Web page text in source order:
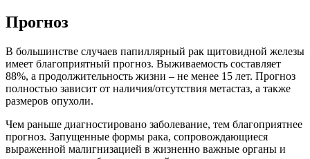
Прогноз
В большинстве случаев папиллярный рак щитовидной железы
имеет благоприятный прогноз. Выживаемость составляет
88%, а продолжительность жизни – не менее 15 лет. Прогноз
полностью зависит от наличия/отсутствия метастаз, а также
размеров опухоли.
Чем раньше диагностировано заболевание, тем благоприятнее
прогноз. Запущенные формы рака, сопровождающиеся
выраженной малигнизацией в жизненно важные органы и